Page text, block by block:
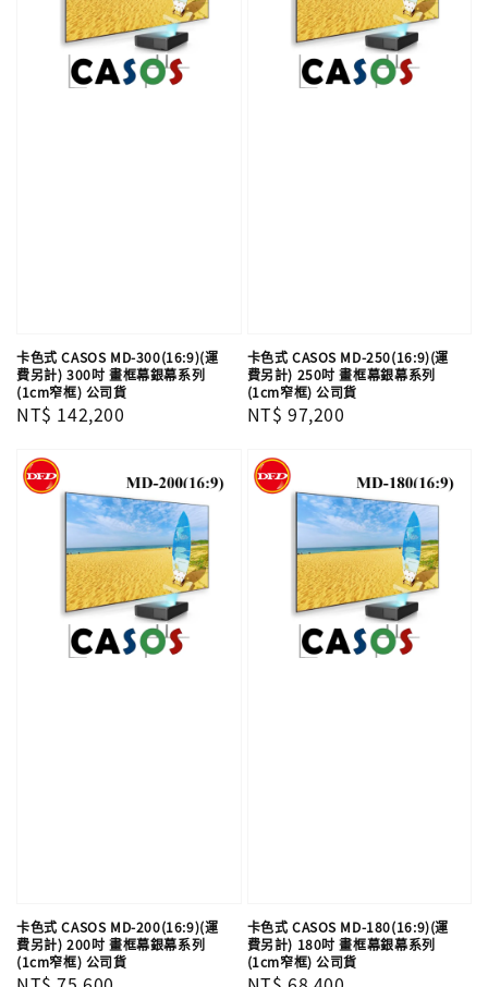
卡色式 CASOS MD-300(16:9)(運
費另計) 300吋 畫框幕銀幕系列
(1cm窄框) 公司貨
Regular
NT$ 142,200
卡色式 CASOS MD-250(16:9)(運
費另計) 250吋 畫框幕銀幕系列
(1cm窄框) 公司貨
Regular
NT$ 97,200
卡色式 CASOS MD-200(16:9)(運
費另計) 200吋 畫框幕銀幕系列
(1cm窄框) 公司貨
卡色式 CASOS MD-180(16:9)(運
費另計) 180吋 畫框幕銀幕系列
(1cm窄框) 公司貨